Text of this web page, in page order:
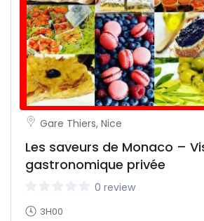
Gare Thiers, Nice
Les saveurs de Monaco –
gastronomique privée
0 review
3H00